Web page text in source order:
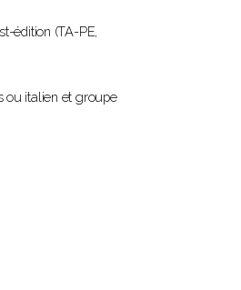
édition (TA-PE,
ou italien et groupe